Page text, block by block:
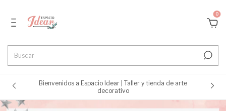
0
Bienvenidos a Espacio Idear | Taller y tienda de arte
decorativo